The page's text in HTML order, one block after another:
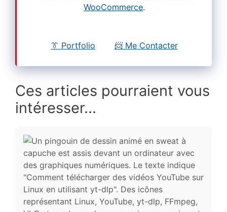
WooCommerce.
👔 Portfolio 📨 Me Contacter
Ces articles pourraient vous
intéresser...